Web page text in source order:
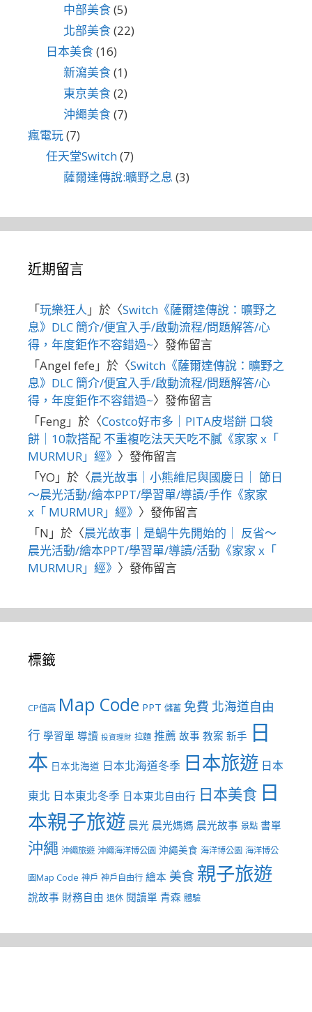
中部美食(5)
北部美食(22)
日本美食(16)
新瀉美食(1)
東京美食(2)
沖繩美食(7)
瘋電玩(7)
任天堂Switch(7)
薩爾達傳說:曠野之息 (3)
近期留言
「玩樂狂人 」於〈Switch《薩爾達傳說：曠野之
息》DLC 簡介/便宜入手/啟動流程/問題解答/心
得，年度鉅作不容錯過~〉發佈留言
「Angel fefe 」於〈Switch《薩爾達傳說：曠野之
息》DLC 簡介/便宜入手/啟動流程/問題解答/心
得，年度鉅作不容錯過~〉發佈留言
「Feng」於〈Costco好市多｜PITA皮塔餅 口袋
餅｜10款搭配 不重複吃法天天吃不膩《家家 x「
MURMUR」經》 〉發佈留言
「YO 」於〈晨光故事｜小熊維尼與國慶日｜ 節日
～晨光活動/繪本PPT/學習單/導讀/手作《家家
x「 MURMUR」經》 〉發佈留言
「N 」於〈晨光故事｜是蝸牛先開始的｜ 反省～
晨光活動/繪本PPT/學習單/導讀/活動《家家 x「
MURMUR」經》 〉發佈留言
標籤
CP值高 Map Code PPT 儲蓄 免費 北海道自由
行 學習單 導讀 投資理財 拉麵 推薦 故事 教案 新手 日
本 日本北海道 日本北海道冬季 日本旅遊 日本
東北 日本東北冬季 日本東北自由行 日本美食 日
本親子旅遊 晨光 晨光媽媽 晨光故事 景點 書單
沖繩 沖繩旅遊 沖繩海洋博公園 沖繩美食 海洋博公園 海洋博公
園Map Code 神戶 神戶自由行 繪本 美食 親子旅遊
說故事 財務自由 退休 閱讀單 青森 體驗